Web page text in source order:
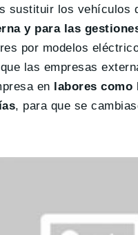
sustituir los vehículos
y para las
por modelos
las empresas
en labores como
, para que se